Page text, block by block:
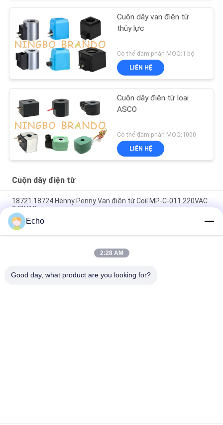
Cuộn dây van điện từ
thủy lực
Có thể đàm phán MOQ:1 bộ
LIÊN HỆ
Cuộn dây điện từ loại
ASCO
Có thể đàm phán MOQ:1000
LIÊN HỆ
Cuộn dây điện từ
18721 18724 Henny Penny Van điện từ Coil MP-C-011 220VAC
240VAC
6013 A 6014 C Cuộn dây van điện từ 24V DC 110V 230V 50Hz
8W 11W 15W
Cuộn dây van điện từ EVI 7/9 12V 24V 110V 220V 4.8W 6.5W
Echo
2:28 AM
Good day, what product are you looking for?